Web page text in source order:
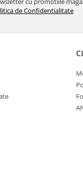
de Confidentialitate